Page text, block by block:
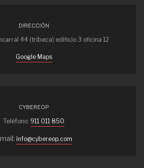
DIRECCIÓN
44 (tribeca) edificio 3 oficina 12
Google Maps
CYBEREOP
Teléfono: 911 011 850
info@cybereop.com